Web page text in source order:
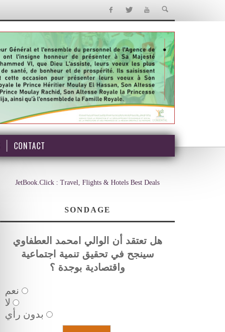
CONTACT
JetBook.Click : Travel, Flights & Hotels Best Deals
SONDAGE
هل تعتقد أن الوالي امحمد العطفاوي
سينجح في تحقيق تنمية اجتماعية
واقتصادية بوجدة ؟
نعم
لا
بدون رأي